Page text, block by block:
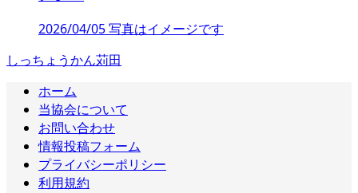
2026/04/05 写真はイメージです
しっちょうかん苅田
ホーム
当協会について
お問い合わせ
情報投稿フォーム
プライバシーポリシー
利用規約